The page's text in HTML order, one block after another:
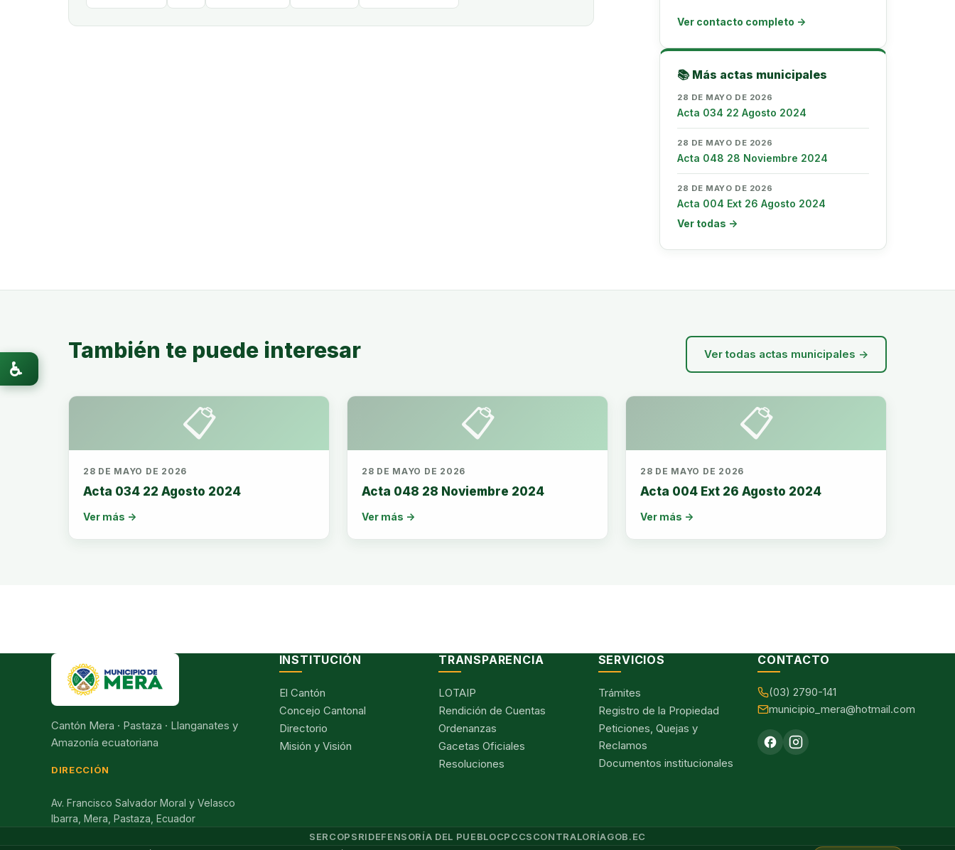
Ver contacto completo →
📚 Más actas municipales
28 DE MAYO DE 2026
Acta 034 22 Agosto 2024
28 DE MAYO DE 2026
Acta 048 28 Noviembre 2024
28 DE MAYO DE 2026
Acta 004 Ext 26 Agosto 2024
Ver todas →
También te puede interesar Ver todas actas municipales →
📋
28 DE MAYO DE 2026
Acta 034 22 Agosto 2024
Ver más →
📋
28 DE MAYO DE 2026
Acta 048 28 Noviembre 2024
Ver más →
📋
28 DE MAYO DE 2026
Acta 004 Ext 26 Agosto 2024
Ver más →
Cantón Mera · Pastaza · Llanganates y
Amazonía ecuatoriana
DIRECCIÓN
Av. Francisco Salvador Moral y Velasco
Ibarra, Mera, Pastaza, Ecuador
INSTITUCIÓN
El Cantón
Concejo Cantonal
Directorio
Misión y Visión
TRANSPARENCIA
LOTAIP
Rendición de Cuentas
Ordenanzas
Gacetas Oficiales
Resoluciones
SERVICIOS
Trámites
Registro de la Propiedad
Peticiones, Quejas y
Reclamos
Documentos institucionales
CONTACTO
(03) 2790-141
municipio_mera@hotmail.com
SERCOPSRIDEFENSORÍA DEL PUEBLOCPCCSCONTRALORÍAGOB.EC
♿